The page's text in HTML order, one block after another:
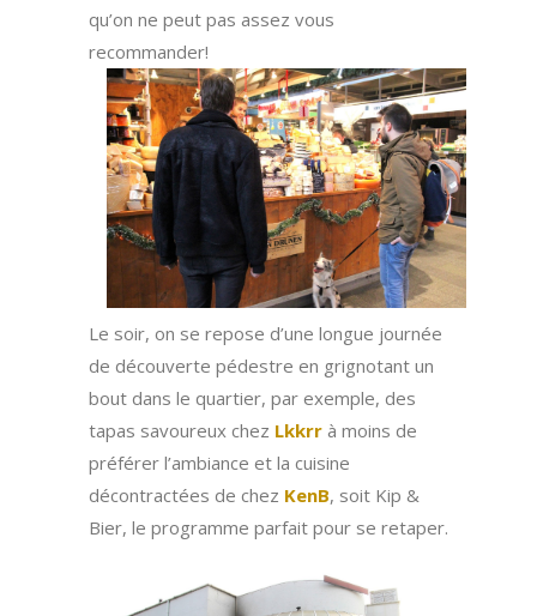
qu’on ne peut pas assez vous
recommander!
Le soir, on se repose d’une longue journée
de découverte pédestre en grignotant un
bout dans le quartier, par exemple, des
tapas savoureux chez Lkkrr à moins de
préférer l’ambiance et la cuisine
décontractées de chez KenB, soit Kip &
Bier, le programme parfait pour se retaper.